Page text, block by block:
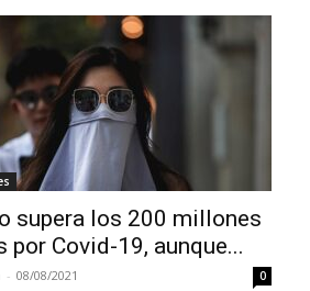
supera los 200 millones
por Covid-19, aunque...
- 08/08/2021 0